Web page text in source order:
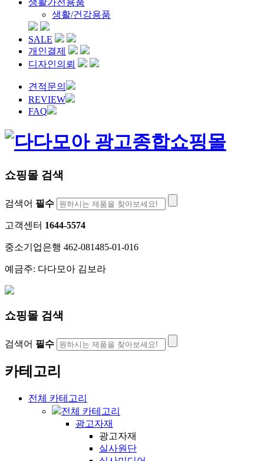
생활/건강용품
SALE
개인결제
디자인의뢰
견적문의
REVIEW
FAQ
쇼핑몰 검색
검색어 필수
고객센터 1644-5574
중소기업은행 462-081485-01-016
예금주: 다다모아 김보라
쇼핑몰 검색
검색어 필수
카테고리
전체 카테고리
전체 카테고리
광고자재
광고자재
실사원단